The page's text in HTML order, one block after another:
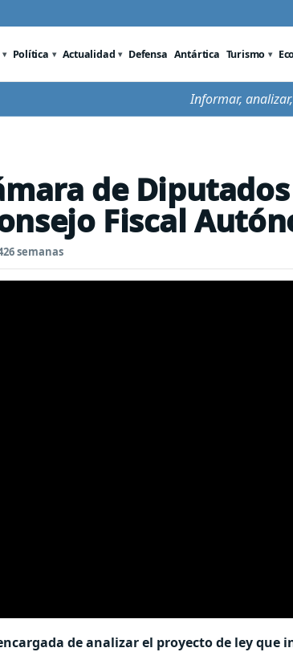
Política Actualidad Defensa Antártica Turismo
Informar,
de
Fiscal
semanas
de analizar el proyecto de ley que